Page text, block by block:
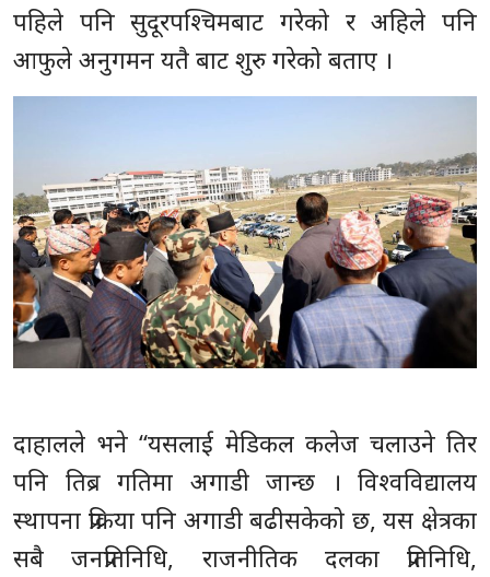
पहिले पनि सुदूरपश्चिमबाट गरेको र अहिले पनि
आफुले अनुगमन यतै बाट शुरु गरेको बताए ।
दाहालले भने “यसलाई मेडिकल कलेज चलाउने तिर
पनि तिब्र गतिमा अगाडी जान्छ । विश्वविद्यालय
स्थापना प्रक्रिया पनि अगाडी बढीसकेको छ, यस क्षेत्रका
सबै जनप्रतिनिधि, राजनीतिक दलका प्रतिनिधि,